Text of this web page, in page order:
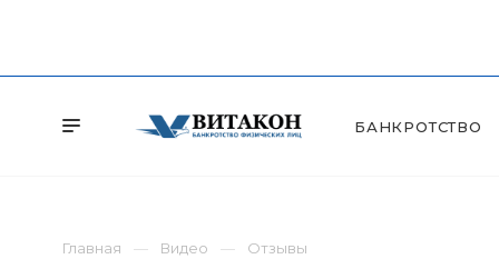
БАНКРОТСТВО
Главная Видео Отзывы